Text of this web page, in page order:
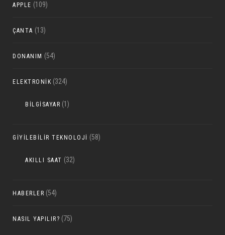
APPLE (109)
ÇANTA (13)
DONANIM (54)
ELEKTRONIK (324)
BILGISAYAR (1)
GIYILEBILIR TEKNOLOJI (58)
AKILLI SAAT (32)
HABERLER (54)
NASIL YAPILIR? (75)